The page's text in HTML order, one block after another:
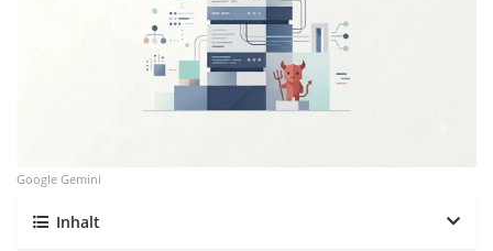
Google Gemini
Inhalt